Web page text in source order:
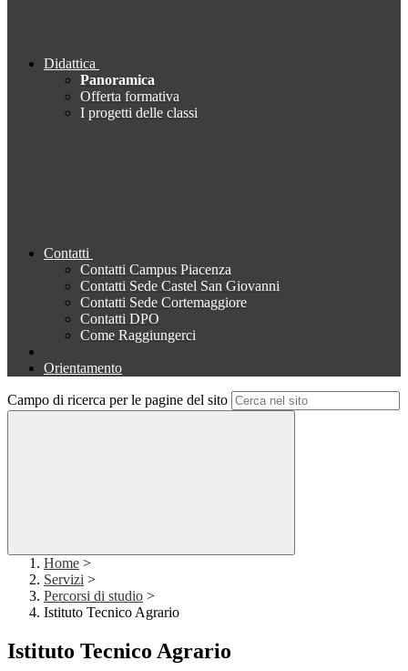
Didattica
Panoramica
Offerta formativa
I progetti delle classi
Contatti
Contatti Campus Piacenza
Contatti Sede Castel San Giovanni
Contatti Sede Cortemaggiore
Contatti DPO
Come Raggiungerci
Orientamento
Campo di ricerca per le pagine del sito
Home >
Servizi >
Percorsi di studio >
Istituto Tecnico Agrario
Istituto Tecnico Agrario